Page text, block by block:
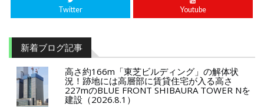
Twitter Youtube
新着ブログ記事
高さ約166m「東芝ビルディング」の解体状
況！跡地には高層部に賃貸住宅が入る高さ
227mのBLUE FRONT SHIBAURA TOWER Nを
建設（2026.8.1）